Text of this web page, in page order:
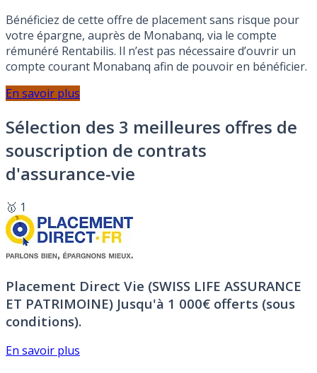
Bénéficiez de cette offre de placement sans risque pour
votre épargne, auprès de Monabanq, via le compte
rémunéré Rentabilis. Il n’est pas nécessaire d’ouvrir un
compte courant Monabanq afin de pouvoir en bénéficier.
En savoir plus
Sélection des 3 meilleures offres de
souscription de contrats
d'assurance-vie
🥇 1
Placement Direct Vie (SWISS LIFE ASSURANCE
ET PATRIMOINE) Jusqu'à 1 000€ offerts (sous
conditions).
En savoir plus